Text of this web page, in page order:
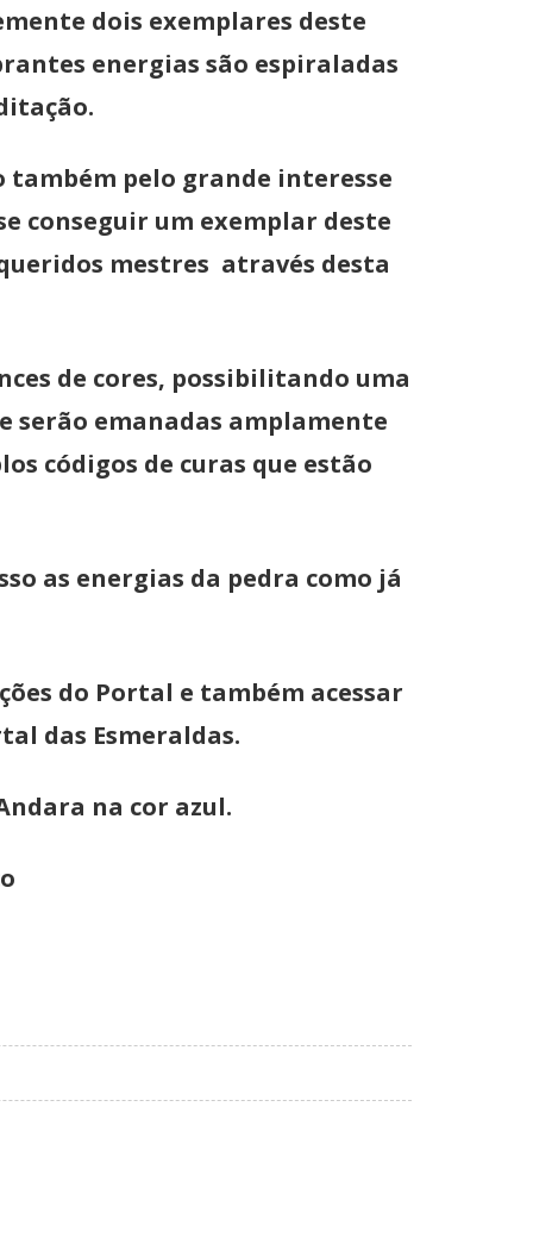
dois exemplares deste
energias são espiraladas
pelo grande interesse
conseguir um exemplar deste
mestres através desta
de cores, possibilitando uma
serão emanadas amplamente
códigos de curas que estão
as energias da pedra como já
do Portal e também acessar
das Esmeraldas.
na cor azul.